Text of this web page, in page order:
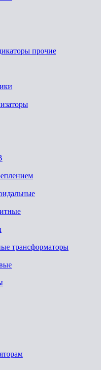
прочие
трансформаторы